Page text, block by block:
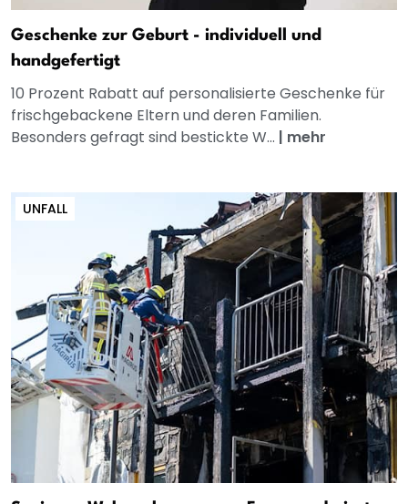
Geschenke zur Geburt - individuell und
handgefertigt
10 Prozent Rabatt auf personalisierte Geschenke für
frischgebackene Eltern und deren Familien.
Besonders gefragt sind bestickte W... | mehr
UNFALL